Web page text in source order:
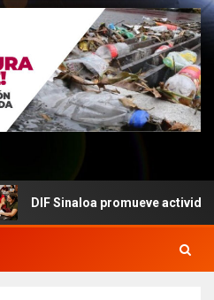
DIF Sinaloa promueve actividades